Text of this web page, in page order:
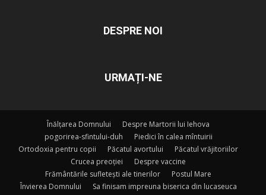
DESPRE NOI
URMAȚI-NE
Înălțarea Domnului
Despre Martorii lui Iehova
pogorirea-sfintului-duh
Piedici în calea mîntuirii
Ortodoxia pentru copii
Păcatul avortului
Păcatul vrăjitoriilor
Crucea preoției
Despre vaccine
Frământările sufletești ale tinerilor
Postul Mare
Învierea Domnului
Sa finisam impreuna biserica din lucaseuca